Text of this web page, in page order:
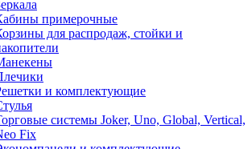
примерочные
для распродаж, стойки и
и комплектующие
системы Joker, Uno, Global, Vertical,
Fix